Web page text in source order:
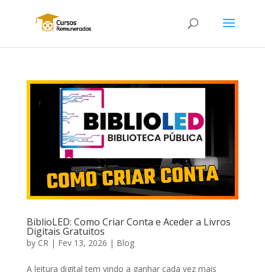
BiblioLED: Como Criar Conta e Aceder a Livros
Digitais Gratuitos
by CR | Fev 13, 2026 | Blog
A leitura digital tem vindo a ganhar cada vez mais